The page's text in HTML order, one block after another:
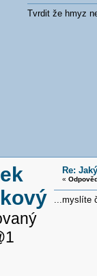
Tvrdit že hmyz
Re:
«
...myslíte